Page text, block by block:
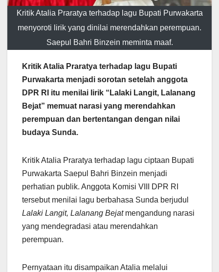
Kritik Atalia Praratya terhadap lagu Bupati Purwakarta
menyoroti lirik yang dinilai merendahkan perempuan.
Saepul Bahri Binzein meminta maaf.
Kritik Atalia Praratya terhadap lagu Bupati
Purwakarta menjadi sorotan setelah anggota
DPR RI itu menilai lirik “Lalaki Langit, Lalanang
Bejat” memuat narasi yang merendahkan
perempuan dan bertentangan dengan nilai
budaya Sunda.
Kritik Atalia Praratya terhadap lagu ciptaan Bupati
Purwakarta Saepul Bahri Binzein menjadi
perhatian publik. Anggota Komisi VIII DPR RI
tersebut menilai lagu berbahasa Sunda berjudul
Lalaki Langit, Lalanang Bejatmengandung narasi
yang mendegradasi atau merendahkan
perempuan.
Pernyataan itu disampaikan Atalia melalui